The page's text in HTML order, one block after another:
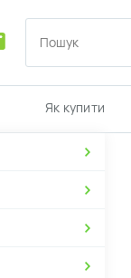
Як купити